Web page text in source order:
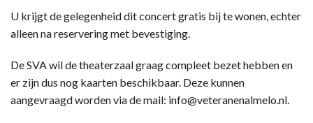
U krijgt de gelegenheid dit concert gratis bij te wonen, echter
alleen na reservering met bevestiging.
De SVA wil de theaterzaal graag compleet bezet hebben en
er zijn dus nog kaarten beschikbaar. Deze kunnen
aangevraagd worden via de mail: info@veteranenalmelo.nl.